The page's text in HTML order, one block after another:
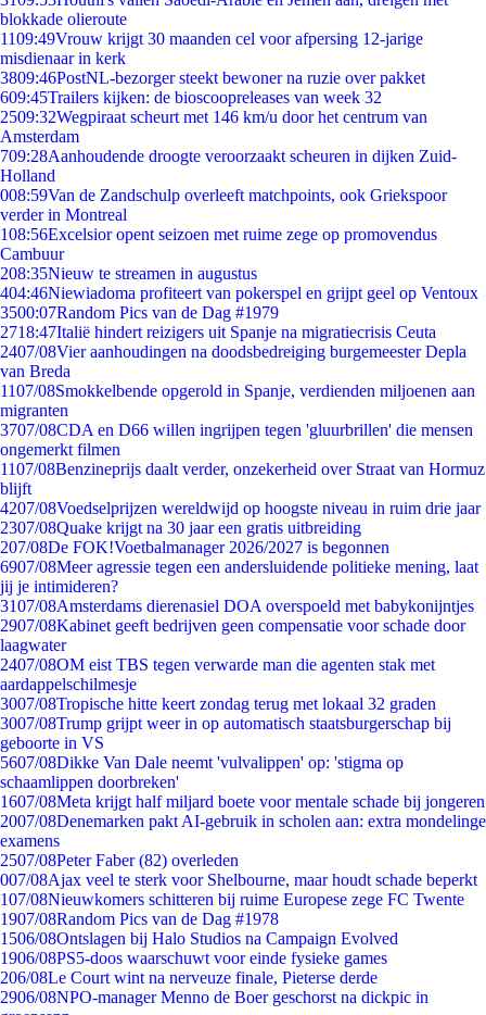
blokkade olieroute
1109:49Vrouw krijgt 30 maanden cel voor afpersing 12-jarige
misdienaar in kerk
3809:46PostNL-bezorger steekt bewoner na ruzie over pakket
609:45Trailers kijken: de bioscoopreleases van week 32
2509:32Wegpiraat scheurt met 146 km/u door het centrum van
Amsterdam
709:28Aanhoudende droogte veroorzaakt scheuren in dijken Zuid-
Holland
008:59Van de Zandschulp overleeft matchpoints, ook Griekspoor
verder in Montreal
108:56Excelsior opent seizoen met ruime zege op promovendus
Cambuur
208:35Nieuw te streamen in augustus
404:46Niewiadoma profiteert van pokerspel en grijpt geel op Ventoux
3500:07Random Pics van de Dag #1979
2718:47Italië hindert reizigers uit Spanje na migratiecrisis Ceuta
2407/08Vier aanhoudingen na doodsbedreiging burgemeester Depla
van Breda
1107/08Smokkelbende opgerold in Spanje, verdienden miljoenen aan
migranten
3707/08CDA en D66 willen ingrijpen tegen 'gluurbrillen' die mensen
ongemerkt filmen
1107/08Benzineprijs daalt verder, onzekerheid over Straat van Hormuz
blijft
4207/08Voedselprijzen wereldwijd op hoogste niveau in ruim drie jaar
2307/08Quake krijgt na 30 jaar een gratis uitbreiding
207/08De FOK!Voetbalmanager 2026/2027 is begonnen
6907/08Meer agressie tegen een andersluidende politieke mening, laat
jij je intimideren?
3107/08Amsterdams dierenasiel DOA overspoeld met babykonijntjes
2907/08Kabinet geeft bedrijven geen compensatie voor schade door
laagwater
2407/08OM eist TBS tegen verwarde man die agenten stak met
aardappelschilmesje
3007/08Tropische hitte keert zondag terug met lokaal 32 graden
3007/08Trump grijpt weer in op automatisch staatsburgerschap bij
geboorte in VS
5607/08Dikke Van Dale neemt 'vulvalippen' op: 'stigma op
schaamlippen doorbreken'
1607/08Meta krijgt half miljard boete voor mentale schade bij jongeren
2007/08Denemarken pakt AI-gebruik in scholen aan: extra mondelinge
examens
2507/08Peter Faber (82) overleden
007/08Ajax veel te sterk voor Shelbourne, maar houdt schade beperkt
107/08Nieuwkomers schitteren bij ruime Europese zege FC Twente
1907/08Random Pics van de Dag #1978
1506/08Ontslagen bij Halo Studios na Campaign Evolved
1906/08PS5-doos waarschuwt voor einde fysieke games
206/08Le Court wint na nerveuze finale, Pieterse derde
2906/08NPO-manager Menno de Boer geschorst na dickpic in